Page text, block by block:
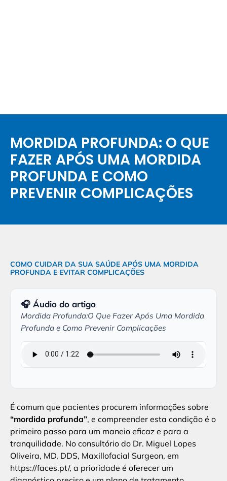
MORDIDA PROFUNDA: O QUE
FAZER APÓS UMA MORDIDA
PROFUNDA E COMO
PREVENIR COMPLICAÇÕES
COMO CUIDAR DA SUA SAÚDE APÓS UMA MORDIDA
PROFUNDA E EVITAR COMPLICAÇÕES
🎧 Áudio do artigo
Mordida Profunda:O Que Fazer Após Uma Mordida
Profunda e Como Prevenir Complicações
É comum que pacientes procurem informações sobre
“mordida profunda”, e compreender esta condição é o
primeiro passo para um maneio eficaz e para a
tranquilidade. No consultório do Dr. Miguel Lopes
Oliveira, MD, DDS, Maxillofacial Surgeon, em
https://faces.pt/, a prioridade é oferecer um